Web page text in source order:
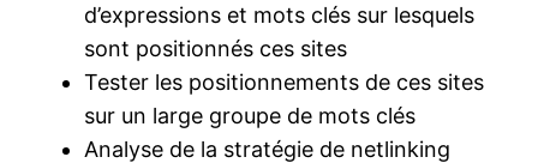
d’expressions et mots clés sur lesquels
sont positionnés ces sites
Tester les positionnements de ces sites
sur un large groupe de mots clés
Analyse de la stratégie de netlinking